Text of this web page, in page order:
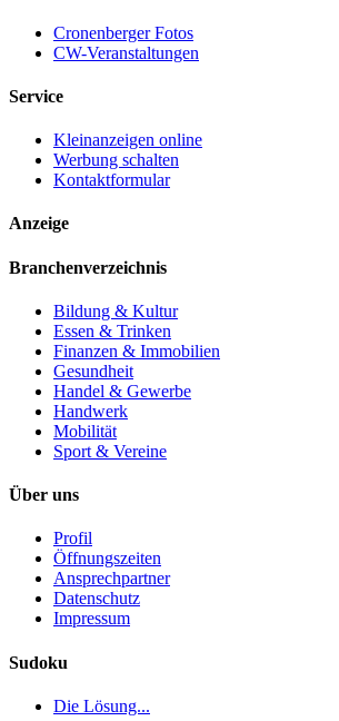
Cronenberger Fotos
CW-Veranstaltungen
Service
Kleinanzeigen online
Werbung schalten
Kontaktformular
Anzeige
Branchenverzeichnis
Bildung & Kultur
Essen & Trinken
Finanzen & Immobilien
Gesundheit
Handel & Gewerbe
Handwerk
Mobilität
Sport & Vereine
Über uns
Profil
Öffnungszeiten
Ansprechpartner
Datenschutz
Impressum
Sudoku
Die Lösung...